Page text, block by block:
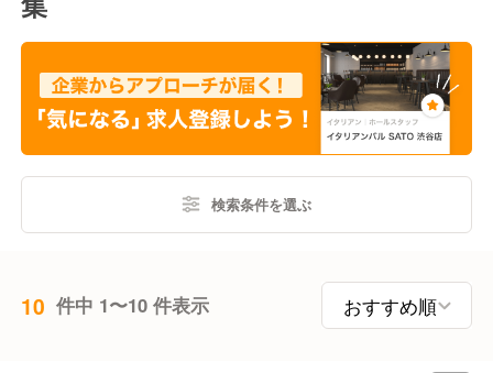
検索条件を選ぶ
10 件中 1〜10 件表示